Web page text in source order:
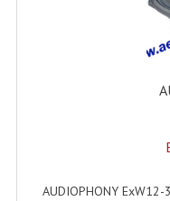
AUDIOPHONY